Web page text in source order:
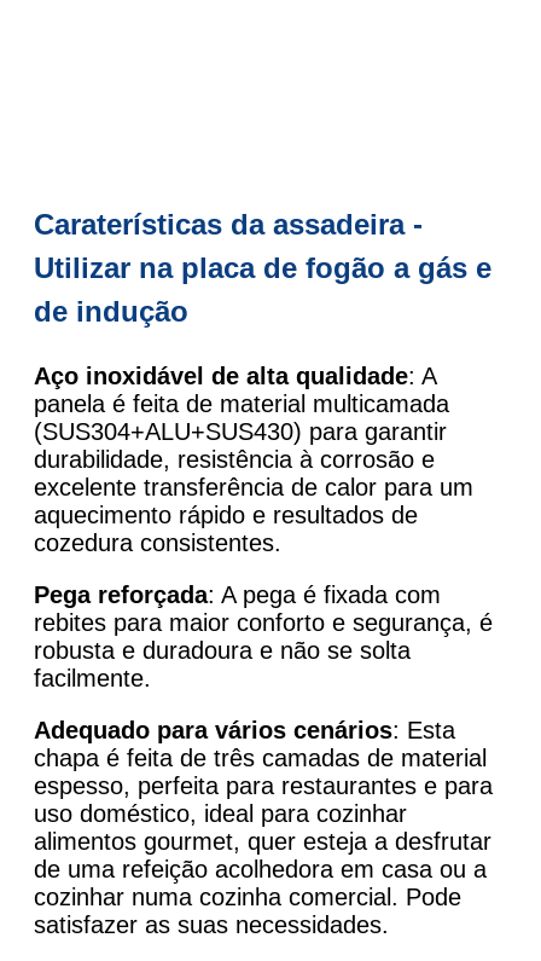
Caraterísticas da assadeira -
Utilizar na placa de fogão a gás e
de indução
Aço inoxidável de alta qualidade: A
panela é feita de material multicamada
(SUS304+ALU+SUS430) para garantir
durabilidade, resistência à corrosão e
excelente transferência de calor para um
aquecimento rápido e resultados de
cozedura consistentes.
Pega reforçada: A pega é fixada com
rebites para maior conforto e segurança, é
robusta e duradoura e não se solta
facilmente.
Adequado para vários cenários: Esta
chapa é feita de três camadas de material
espesso, perfeita para restaurantes e para
uso doméstico, ideal para cozinhar
alimentos gourmet, quer esteja a desfrutar
de uma refeição acolhedora em casa ou a
cozinhar numa cozinha comercial. Pode
satisfazer as suas necessidades.